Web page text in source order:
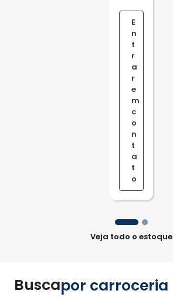
E
n
t
r
a
r
e
m
c
o
n
t
a
t
o
Veja todo o estoque
Buscapor carroceria